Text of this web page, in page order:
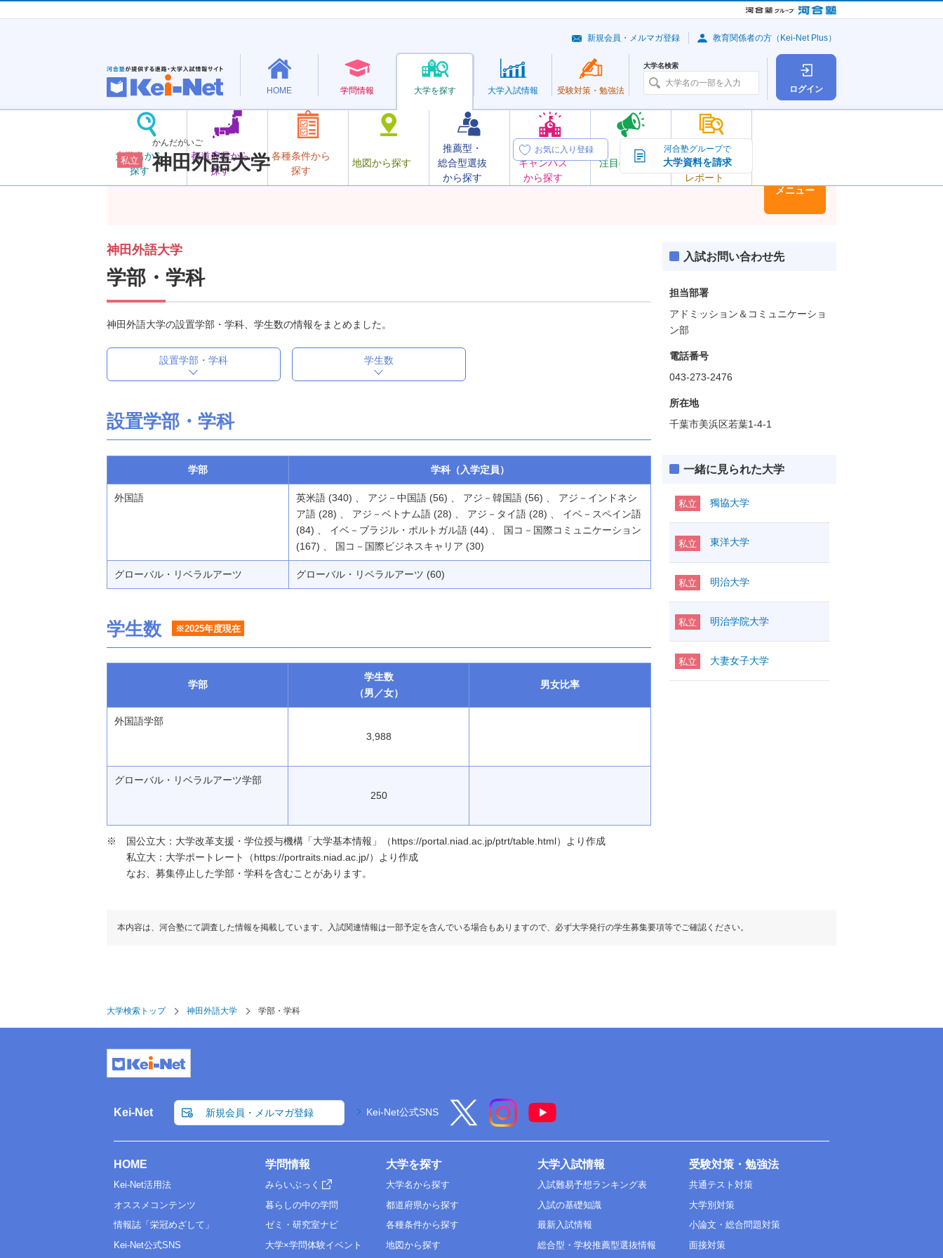
ログイン
HOME 学問情報 大学を探す
大学名から
探す
都道府県から
探す
各種条件から
探す
地図から探す
推薦型・
総合型選抜
から探す
オープン
キャンパス
から探す
注目の大学
大学の今
トピック＆
レポート
大学入試情報 受験対策・ 勉強法
大学名検索
新規会員・メルマガ登録 教育関係者の方（Kei-Net Plus）
私立
かんだがいご
神田外語大学
お気に入り登録 河合塾グループで
大学資料を請求
メニュー
神田外語大学
学部・学科
神田外語大学の設置学部・学科、学生数の情報をまとめました。
設置学部・学科 学生数
設置学部・学科
学部 学科（入学定員）
外国語
英米語 (340) 、 アジ－中国語 (56) 、 アジ－韓国語 (56) 、 アジ－インドネシ
ア語 (28) 、 アジ－ベトナム語 (28) 、 アジ－タイ語 (28) 、 イベ－スペイン語
(84) 、 イベ－ブラジル・ポルトガル語 (44) 、 国コ－国際コミュニケーション
(167) 、 国コ－国際ビジネスキャリア (30)
グローバル・リベラルアーツ グローバル・リベラルアーツ (60)
学生数 ※2025年度現在
学部
学生数
（男／女）
男女比率
外国語学部
3,988
グローバル・リベラルアーツ学部
250
国公立大：大学改革支援・学位授与機構「大学基本情報」（https://portal.niad.ac.jp/ptrt/table.html）より作成
私立大：大学ポートレート（https://portraits.niad.ac.jp/）より作成
なお、募集停止した学部・学科を含むことがあります。
入試お問い合わせ先
担当部署
アドミッション＆コミュニケーショ
ン部
電話番号
043-273-2476
所在地
千葉市美浜区若葉1-4-1
一緒に見られた大学
私立 獨協大学
私立 東洋大学
私立 明治大学
私立 明治学院大学
私立 大妻女子大学
本内容は、河合塾にて調査した情報を掲載しています。入試関連情報は一部予定を含んでいる場合もありますので、必ず大学発行の学生募集要項等でご確認ください。
大学検索トップ 神田外語大学 学部・学科
Kei-Net 新規会員・メルマガ登録 Kei-Net公式SNS
HOME
Kei-Net活用法
オススメコンテンツ
情報誌「栄冠めざして」
Kei-Net公式SNS
学問情報
みらいぶっく
暮らしの中の学問
ゼミ・研究室ナビ
大学×学問体験イベント
大学を探す
大学名から探す
都道府県から探す
各種条件から探す
地図から探す
大学入試情報
入試難易予想ランキング表
入試の基礎知識
最新入試情報
総合型・学校推薦型選抜情報
受験対策・勉強法
共通テスト対策
大学別対策
小論文・総合問題対策
面接対策